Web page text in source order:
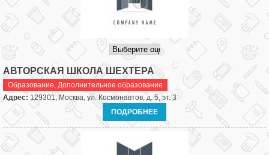
АВТОРСКАЯ ШКОЛА ШЕХТЕРА
Образование, Дополнительное образование
Адрес: 129301, Москва, ул. Космонавтов, д. 5, эт. 3
ПОДРОБНЕЕ